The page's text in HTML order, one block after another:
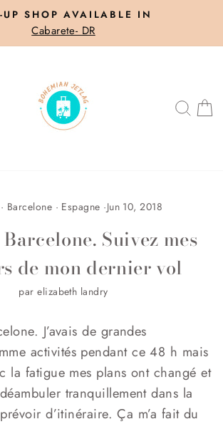
Pause
UP SHOP AVAILABLE IN
Cabarete- DR
· Barcelone · Espagne ·Jun 10, 2018
Suivez mes
de mon dernier vol
par elizabeth landry
J’avais de grandes
activités pendant ce 48 h mais
la fatigue mes plans ont changé et
tranquillement dans la
d’itinéraire. Ça m’a fait du